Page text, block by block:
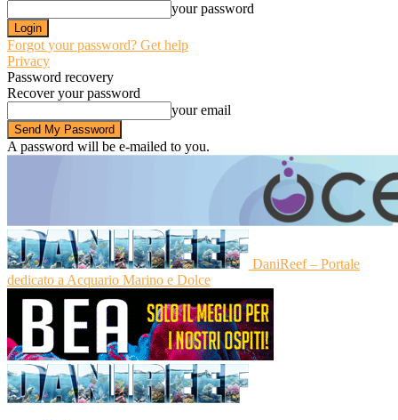
your password
Forgot your password? Get help
Privacy
Password recovery
Recover your password
your email
A password will be e-mailed to you.
DaniReef – Portale
dedicato a Acquario Marino e Dolce